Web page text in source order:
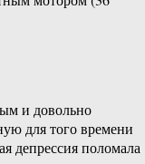
и довольно
для того времени
депрессия поломала